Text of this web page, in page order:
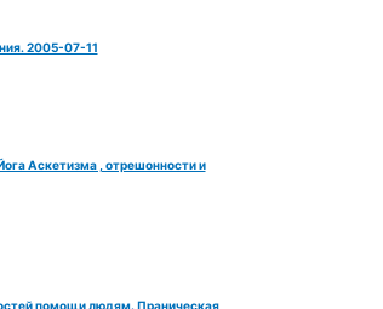
2005-07-11
Аскетизма , отрешонности и
помощи людям. Праническая